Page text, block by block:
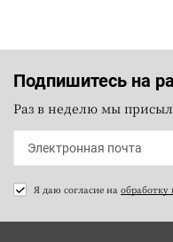
Подпишитесь на
Раз в неделю мы
Я даю согласие на